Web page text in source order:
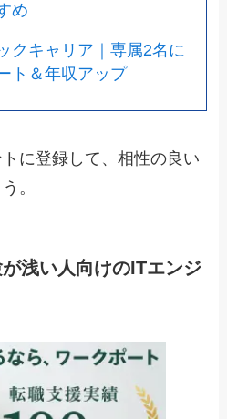
め
クキャリア｜専属2名に
ト＆年収アップ
に登録して、相性の良い
。
浅い人向けのITエンジ